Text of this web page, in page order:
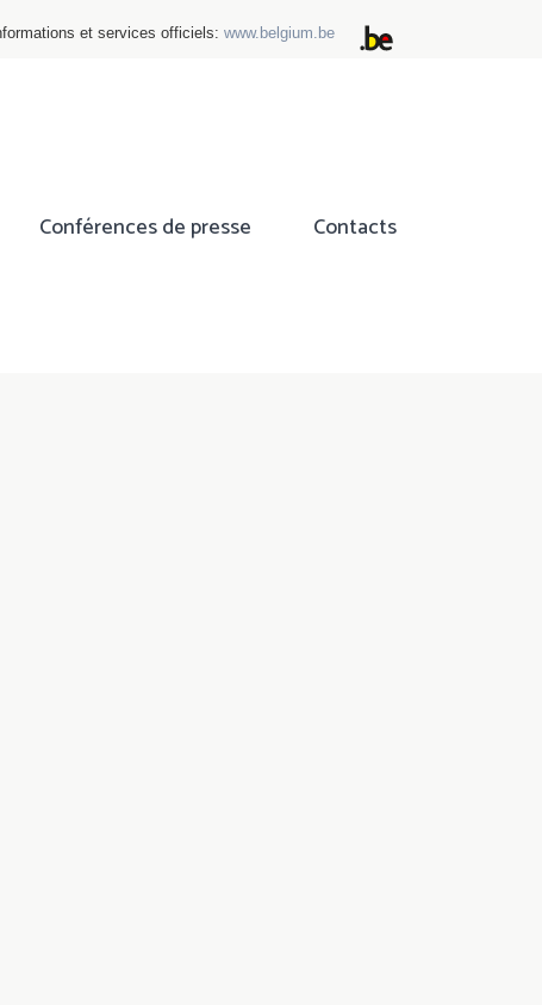
et services officiels: www.belgium.be
Conférences de presse Contacts